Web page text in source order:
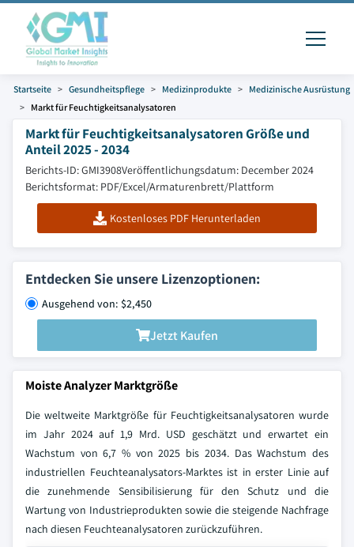
Startseite Gesundheitspflege Medizinprodukte
Medizinische Ausrüstung
Markt für Feuchtigkeitsanalysatoren
Markt für Feuchtigkeitsanalysatoren Größe und
Anteil 2025 - 2034
Berichts-ID: GMI3908Veröffentlichungsdatum: December 2024
Berichtsformat: PDF/Excel/Armaturenbrett/Plattform
Kostenloses PDF Herunterladen
Entdecken Sie unsere Lizenzoptionen:
Ausgehend von: $2,450
Jetzt Kaufen
Moiste Analyzer Marktgröße
Die weltweite Marktgröße für Feuchtigkeitsanalysatoren wurde
im Jahr 2024 auf 1,9 Mrd. USD geschätzt und erwartet ein
Wachstum von 6,7 % von 2025 bis 2034. Das Wachstum des
industriellen Feuchteanalysators-Marktes ist in erster Linie auf
die zunehmende Sensibilisierung für den Schutz und die
Wartung von Industrieprodukten sowie die steigende Nachfrage
nach diesen Feuchteanalysatoren zurückzuführen.